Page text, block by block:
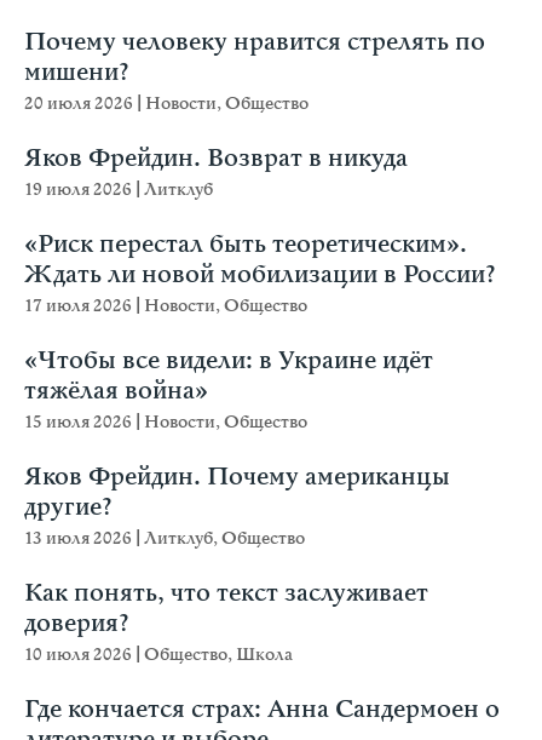
Почему человеку нравится стрелять по
мишени?
20 июля 2026 Новости,Общество
Яков Фрейдин. Возврат в никуда
19 июля 2026 Литклуб
«Риск перестал быть теоретическим».
Ждать ли новой мобилизации в России?
17 июля 2026 Новости,Общество
«Чтобы все видели: в Украине идёт
тяжёлая война»
15 июля 2026 Новости,Общество
Яков Фрейдин. Почему американцы
другие?
13 июля 2026 Литклуб,Общество
Как понять, что текст заслуживает
доверия?
10 июля 2026 Общество, Школа
Где кончается страх: Анна Сандермоен о